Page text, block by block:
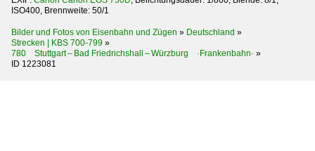
ISO400, Brennweite: 50/1
Bilder und Fotos von Eisenbahn und Zügen » Deutschland »
Strecken | KBS 700-799 »
780 Stuttgart – Bad Friedrichshall – Würzburg ·Frankenbahn· »
ID 1223081